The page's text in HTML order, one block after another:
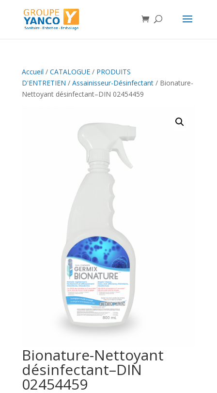
Accueil / CATALOGUE/ PRODUITS
D'ENTRETIEN / Assainisseur-Désinfectant/ Bionature-
Nettoyant désinfectant–DIN 02454459
Bionature-Nettoyant
désinfectant–DIN
02454459